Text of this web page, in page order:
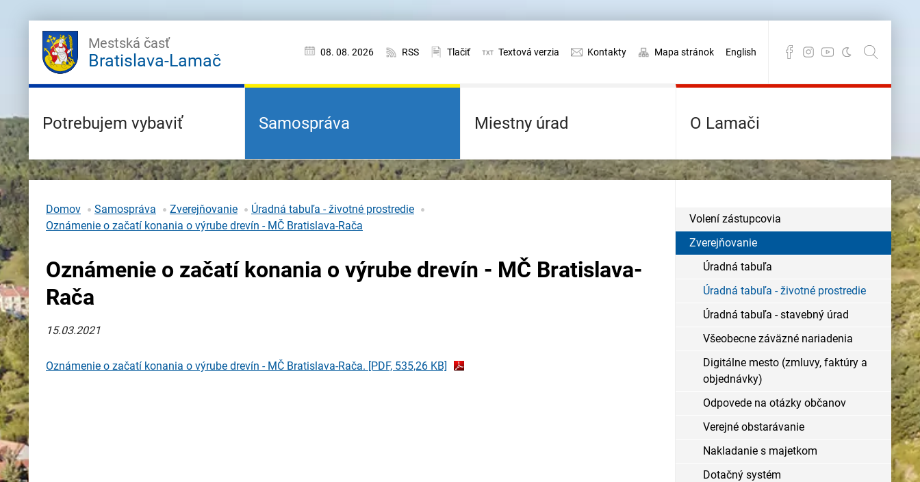
Mestská časť
Bratislava-Lamač 08. 08. 2026 RSS Tlačiť Textová verzia Kontakty Mapa stránok English
Potrebujem vybaviť Samospráva Miestny úrad O Lamači
Domov Samospráva Zverejňovanie
Úradná tabuľa - životné prostredie
Oznámenie o začatí konania o výrube drevín - MČ Bratislava-Rača
Oznámenie o začatí konania o výrube drevín - MČ Bratislava-
Rača
15.03.2021
Oznámenie o začatí konania o výrube drevín - MČ Bratislava-Rača. [PDF, 535,26 KB]
Volení zástupcovia
Zverejňovanie
Úradná tabuľa
Úradná tabuľa - životné prostredie
Úradná tabuľa - stavebný úrad
Všeobecne záväzné nariadenia
Digitálne mesto (zmluvy, faktúry a
objednávky)
Odpovede na otázky občanov
Verejné obstarávanie
Nakladanie s majetkom
Dotačný systém